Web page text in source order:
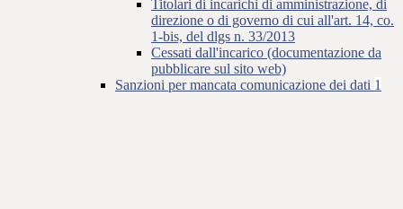
Titolari di incarichi di amministrazione, di
direzione o di governo di cui all'art. 14, co.
1-bis, del dlgs n. 33/2013
Cessati dall'incarico (documentazione da
pubblicare sul sito web)
Sanzioni per mancata comunicazione dei dati 1